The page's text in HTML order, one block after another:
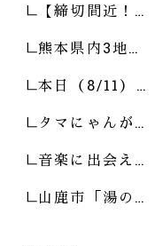
【締切間近！…
熊本県内3地…
本日（8/11）…
タマにゃんが…
音楽に出会え…
山鹿市「湯の…